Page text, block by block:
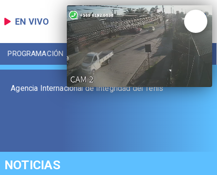
EN VIVO
PROGRAMACIÓN LOCAL DEPORTES
Agencia Internacional de Integridad del Tenis
NOTICIAS